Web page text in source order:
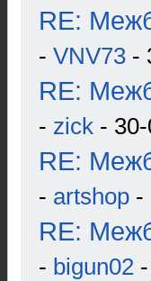
RE:
- VNV73 -
RE:
- zick -
RE:
- artshop -
RE:
- bigun02